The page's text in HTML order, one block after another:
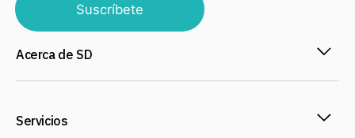
Suscríbete
Acerca de SD
Servicios